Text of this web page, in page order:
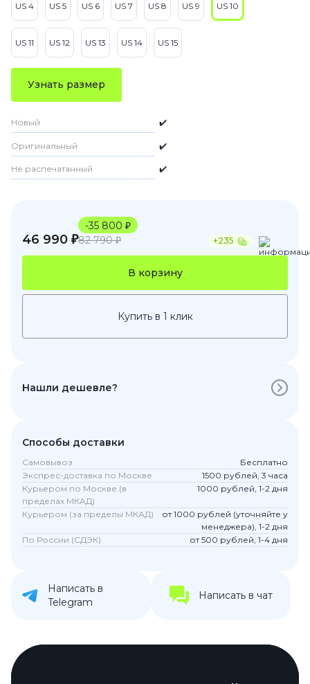
US 4 US 5 US 6 US 7 US 8 US 9 US 10
US 11 US 12 US 13 US 14 US 15
Узнать размер
Новый ✔️
Оригинальный ✔️
Не распечатанный ✔️
46 990 ₽
-35 800 ₽
82 790 ₽
+235
В корзину
Купить в 1 клик
Нашли дешевле?
Способы доставки
Самовывоз
Бесплатно
Экспрес-доставка по Москве
1500 рублей, 3 часа
Курьером по Москве (в
пределах МКАД)
1000 рублей, 1-2 дня
Курьером (за пределы МКАД)
от 1000 рублей (уточняйте у
менеджера), 1-2 дня
По России (СДЭК)
от 500 рублей, 1-4 дня
Написать в
Telegram
Написать в чат